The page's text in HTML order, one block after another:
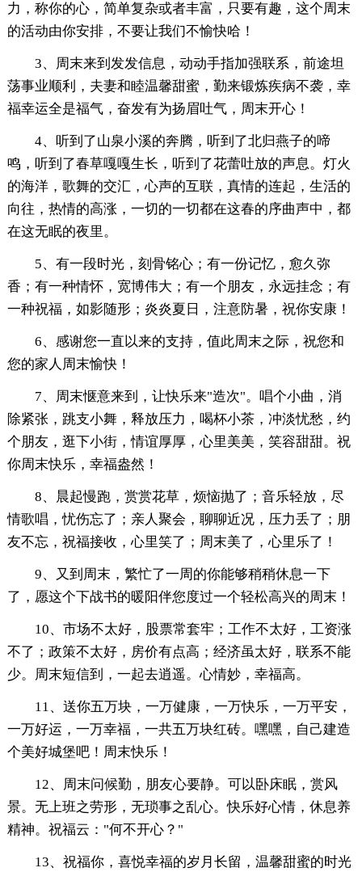
力，称你的心，简单复杂或者丰富，只要有趣，这个周末
的活动由你安排，不要让我们不愉快哈！
3、周末来到发发信息，动动手指加强联系，前途坦
荡事业顺利，夫妻和睦温馨甜蜜，勤来锻炼疾病不袭，幸
福幸运全是福气，奋发有为扬眉吐气，周末开心！
4、听到了山泉小溪的奔腾，听到了北归燕子的啼
鸣，听到了春草嘎嘎生长，听到了花蕾吐放的声息。灯火
的海洋，歌舞的交汇，心声的互联，真情的连起，生活的
向往，热情的高涨，一切的一切都在这春的序曲声中，都
在这无眠的夜里。
5、有一段时光，刻骨铭心；有一份记忆，愈久弥
香；有一种情怀，宽博伟大；有一个朋友，永远挂念；有
一种祝福，如影随形；炎炎夏日，注意防暑，祝你安康！
6、感谢您一直以来的支持，值此周末之际，祝您和
您的家人周末愉快！
7、周末惬意来到，让快乐来"造次"。唱个小曲，消
除紧张，跳支小舞，释放压力，喝杯小茶，冲淡忧愁，约
个朋友，逛下小街，情谊厚厚，心里美美，笑容甜甜。祝
你周末快乐，幸福盎然！
8、晨起慢跑，赏赏花草，烦恼抛了；音乐轻放，尽
情歌唱，忧伤忘了；亲人聚会，聊聊近况，压力丢了；朋
友不忘，祝福接收，心里笑了；周末美了，心里乐了！
9、又到周末，繁忙了一周的你能够稍稍休息一下
了，愿这个下战书的暖阳伴您度过一个轻松高兴的周末！
10、市场不太好，股票常套牢；工作不太好，工资涨
不了；政策不太好，房价有点高；经济虽太好，联系不能
少。周末短信到，一起去逍遥。心情妙，幸福高。
11、送你五万块，一万健康，一万快乐，一万平安，
一万好运，一万幸福，一共五万块红砖。嘿嘿，自己建造
个美好城堡吧！周末快乐！
12、周末问候勤，朋友心要静。可以卧床眠，赏风
景。无上班之劳形，无琐事之乱心。快乐好心情，休息养
精神。祝福云："何不开心？"
13、祝福你，喜悦幸福的岁月长留，温馨甜蜜的时光